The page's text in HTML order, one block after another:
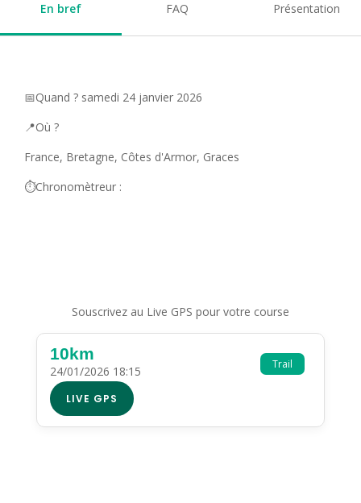
En bref FAQ Présentation
📅Quand ? samedi 24 janvier 2026
📍Où ?
France, Bretagne, Côtes d'Armor, Graces
⏱️Chronomètreur :
Souscrivez au Live GPS pour votre course
Trail
10km
24/01/2026 18:15
LIVE GPS